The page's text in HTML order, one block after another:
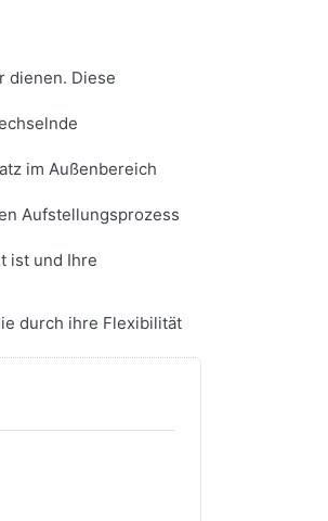
dienen. Diese
im Außenbereich
Aufstellungsprozess
ist und Ihre
durch ihre Flexibilität